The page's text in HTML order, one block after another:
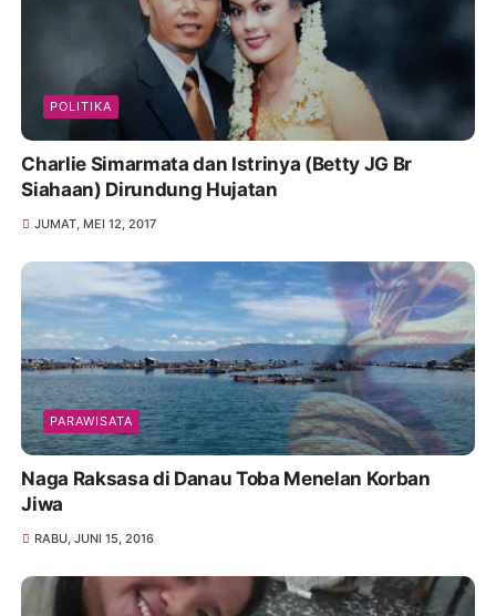
POLITIKA
Charlie Simarmata dan Istrinya (Betty JG Br
Siahaan) Dirundung Hujatan
JUMAT, MEI 12, 2017
PARAWISATA
Naga Raksasa di Danau Toba Menelan Korban
Jiwa
RABU, JUNI 15, 2016